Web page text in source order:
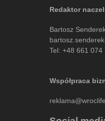
Redaktor
Bartosz
Tel: +48 661 074
Współpraca